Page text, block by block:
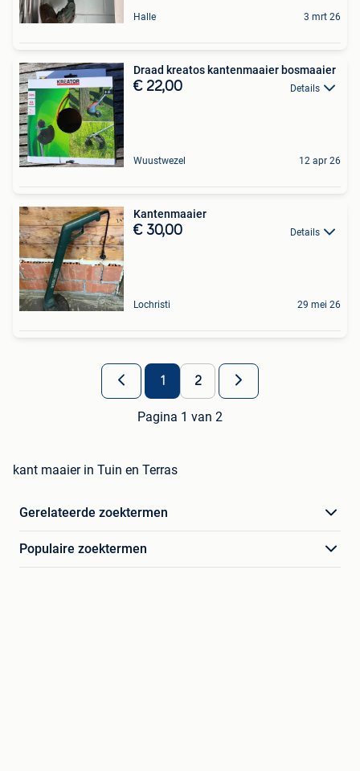
Halle 3 mrt 26
Draad kreatos kantenmaaier bosmaaier
€ 22,00 Details
Wuustwezel 12 apr 26
Kantenmaaier
€ 30,00 Details
Lochristi 29 mei 26
1 2
Pagina 1 van 2
kant maaier in Tuin en Terras
Gerelateerde zoektermen
Populaire zoektermen